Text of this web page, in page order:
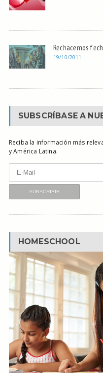
Rechacemos
19/10/2011
SUBSCRÍBASE A
Reciba la información más
y América Latina.
HOMESCHOOL